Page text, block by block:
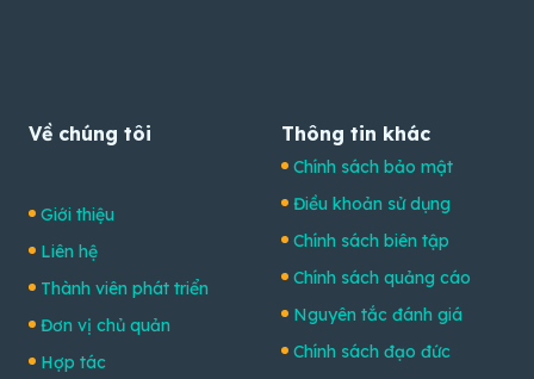
Về chúng tôi
Giới thiệu
Liên hệ
Thành viên phát triển
Đơn vị chủ quản
Hợp tác
Thông tin khác
Chính sách bảo mật
Điều khoản sử dụng
Chính sách biên tập
Chính sách quảng cáo
Nguyên tắc đánh giá
Chính sách đạo đức